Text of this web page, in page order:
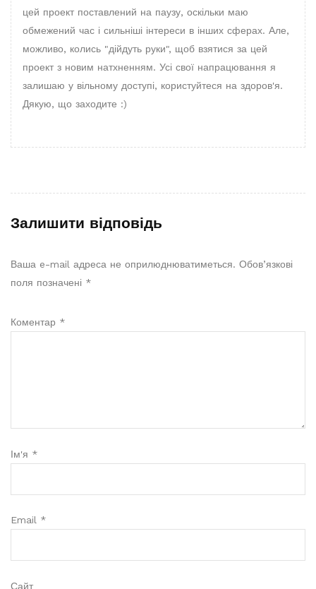
цей проект поставлений на паузу, оскільки маю
обмежений час і сильніші інтереси в інших сферах. Але,
можливо, колись "дійдуть руки", щоб взятися за цей
проект з новим натхненням. Усі свої напрацювання я
залишаю у вільному доступі, користуйтеся на здоров'я.
Дякую, що заходите :)
Залишити відповідь
Ваша e-mail адреса не оприлюднюватиметься. Обов’язкові
поля позначені *
Коментар *
Ім'я *
Email *
Сайт